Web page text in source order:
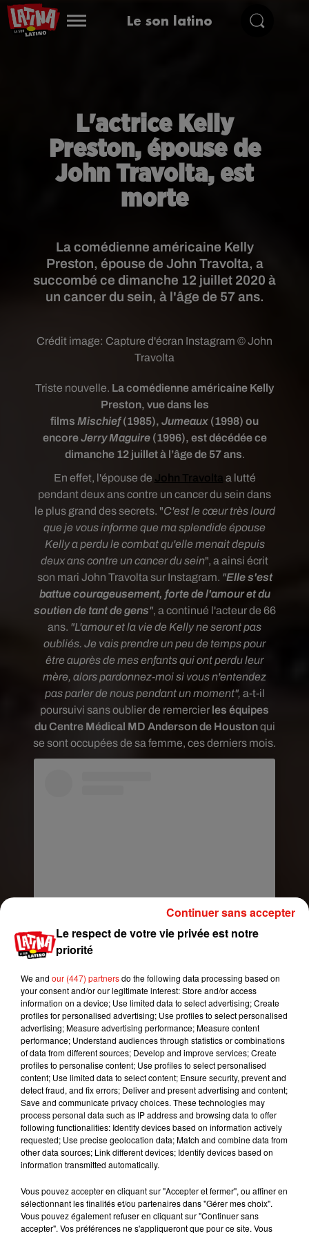
Le son latino
L'actrice Kelly
Preston, épouse de
John Travolta, est
morte
La comédienne américaine Kelly
Preston, épouse de John Travolta, a
succombé ce dimanche 12 juillet 2020 à
un cancer du sein, à l'âge de 57 ans.
Crédit image: Capture d'écran Instagram © John
Travolta
Triste nouvelle. La comédienne américaine Kelly
Preston, vue dans les
films Mischief(1985), Jumeaux (1998) ou
encoreJerry Maguire(1996), est décédée ce
dimanche 12 juillet à l’âge de 57 ans.
En effet, l'épouse de John Travolta a lutté
pendant deux ans contre un cancer du sein dans
le plus grand des secrets. "C'est le cœur très lourd
que je vous informe que ma splendide épouse
Kelly a perdu le combat qu'elle menait depuis
deux ans contre un cancer du sein", a ainsi écrit
son mari John Travolta sur Instagram. "Elle s'est
battue courageusement, forte de l'amour et du
soutien de tant de gens", a continué l'acteur de 66
ans. "L'amour et la vie de Kelly ne seront pas
oubliés. Je vais prendre un peu de temps pour
être auprès de mes enfants qui ont perdu leur
mère, alors pardonnez-moi si vous n'entendez
pas parler de nous pendant un moment", a-t-il
poursuivi sans oublier de remercier les équipes
du Centre Médical MD Anderson de Houstonqui
se sont occupées de sa femme, ces derniers mois.
Voir cette publication sur Instagram
It is with a very heavy heart that I inform you that
battle with breast cancer. She fought a
courageous fight with the love and support of so
many. My family and I will forever be grateful to
her doctors and nurses at MD Anderson Cancer
Center, all the medical centers that have helped,
as well as her many friends and loved ones who
have been by her side. Kelly’s love and life will
always be remembered. I will be taking some
time to be there for my children who have lost
their mother, so forgive me in advance if you
don’t hear from us for a while. But please know
that I will feel your outpouring of love in the
weeks and months ahead as we heal. All my
love, JT
Une publication partagée parJohn Travolta(@johntravolta) le
Le respect de votre vie privée est notre
priorité
We and our (447) partnersdo the following data processing based on
your consent and/or our legitimate interest: Store and/or access
information on a device; Use limited data to select advertising; Create
profiles for personalised advertising; Use profiles to select personalised
advertising; Measure advertising performance; Measure content
performance; Understand audiences through statistics or combinations
of data from different sources; Develop and improve services; Create
profiles to personalise content; Use profiles to select personalised
content; Use limited data to select content; Ensure security, prevent and
detect fraud, and fix errors; Deliver and present advertising and content;
Save and communicate privacy choices. These technologies may
process personal data such as IP address and browsing data to offer
following functionalities: Identify devices based on information actively
requested; Use precise geolocation data; Match and combine data from
other data sources; Link different devices; Identify devices based on
information transmitted automatically.
Vous pouvez accepter en cliquant sur "Accepter et fermer", ou affiner en
sélectionnant les finalités et/ou partenaires dans "Gérer mes choix".
Vous pouvez également refuser en cliquant sur "Continuer sans
accepter". Vos préférences ne s'appliqueront que pour ce site. Vous
Continuer sans accepter